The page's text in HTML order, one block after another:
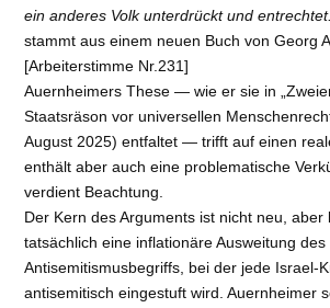
ein anderes Volk unterdrückt und
stammt aus einem neuen Buch von Georg
[Arbeiterstimme Nr.231]
Auernheimers These — wie er sie in
Staatsräson vor universellen
August 2025) entfaltet — trifft auf einen
enthält aber auch eine problematische
verdient Beachtung.
Der Kern des Arguments ist nicht neu, aber
tatsächlich eine inflationäre Ausweitung des
Antisemitismusbegriffs, bei der jede Israel-
antisemitisch eingestuft wird. Auernheimer